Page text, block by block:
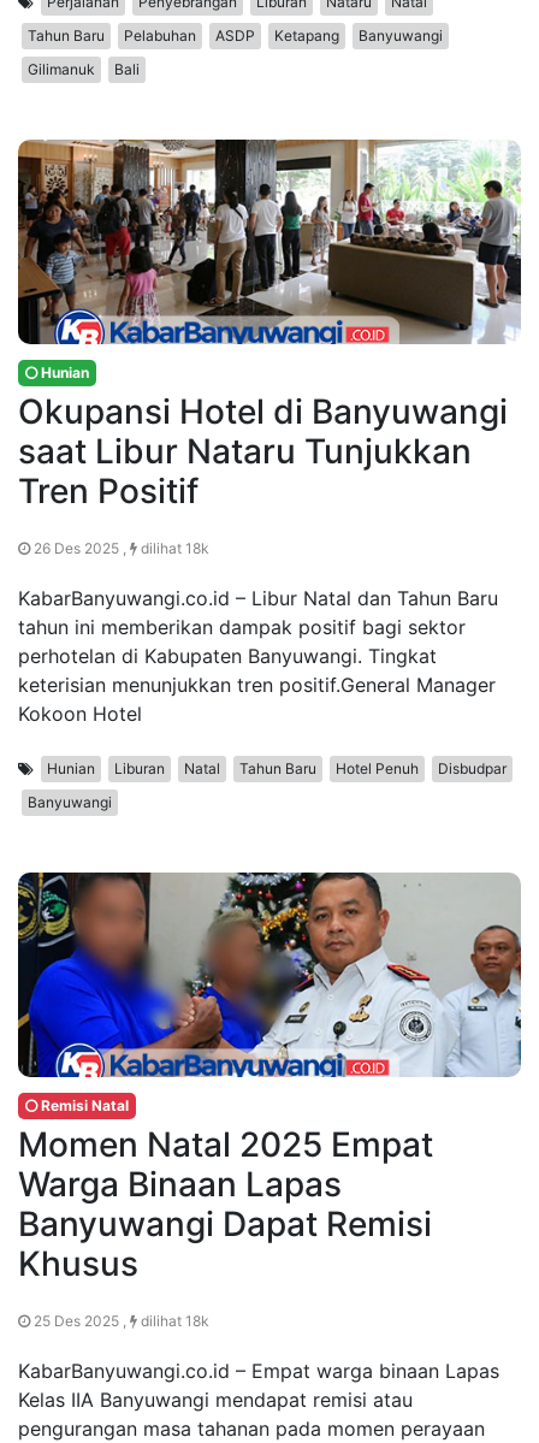
Tahun Baru
Pelabuhan ASDP Ketapang
Banyuwangi
Gilimanuk
Bali
Hunian
Okupansi Hotel di Banyuwangi
saat Libur Nataru Tunjukkan
Tren Positif
26 Des 2025 , dilihat 18k
KabarBanyuwangi.co.id – Libur Natal dan Tahun Baru
tahun ini memberikan dampak positif bagi sektor
perhotelan di Kabupaten Banyuwangi. Tingkat
keterisian menunjukkan tren positif.General Manager
Kokoon Hotel
Hunian Liburan Natal Tahun Baru Hotel Penuh
Disbudpar
Banyuwangi
Remisi Natal
Momen Natal 2025 Empat
Warga Binaan Lapas
Banyuwangi Dapat Remisi
Khusus
25 Des 2025 , dilihat 18k
KabarBanyuwangi.co.id – Empat warga binaan Lapas
Kelas IIA Banyuwangi mendapat remisi atau
pengurangan masa tahanan pada momen perayaan